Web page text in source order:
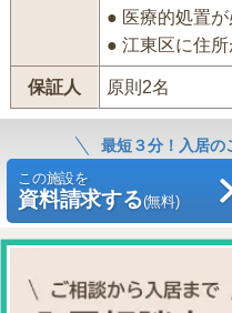
● 医療的処置
● 江東区に住
保証人 原則2名
最短３分！入居の
この施設を
資料請求する(無料)